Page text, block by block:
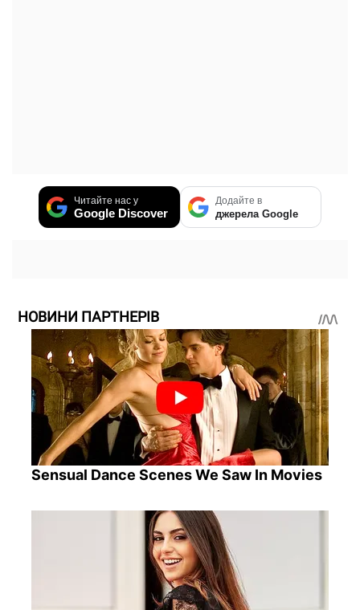
Читайте нас у
Google Discover
Додайте в
джерела Google
НОВИНИ ПАРТНЕРІВ
Sensual Dance Scenes We Saw In Movies